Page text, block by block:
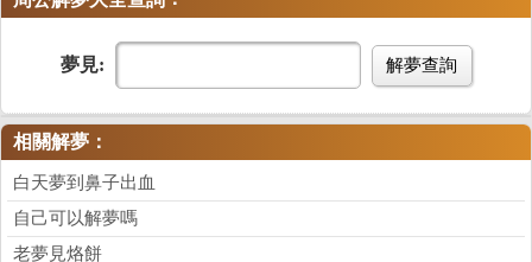
夢見: 解夢查詢
相關解夢：
白天夢到鼻子出血
自己可以解夢嗎
老夢見烙餅